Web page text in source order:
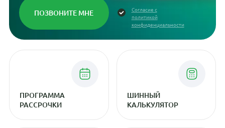
Согласие с
политикой
конфиденциальности
ПРОГРАММА
РАССРОЧКИ
ШИННЫЙ
КАЛЬКУЛЯТОР